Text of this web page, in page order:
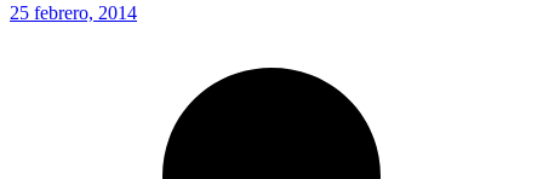
25 febrero, 2014